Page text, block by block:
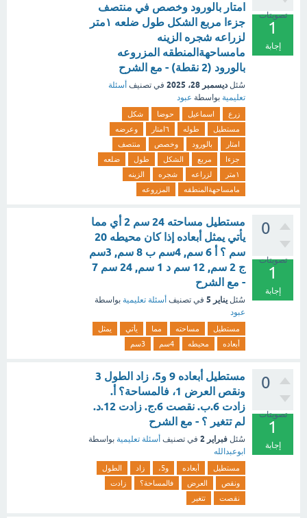
تصويتات
1
إجابة
امتار بالورود وخصص في منتصف
جزءا مربع الشكل طول ضلعه ١متر
لزراعه شجره الزينه
مامساحهةالمنطقه المزروعه
بالورود (2 نقطة) - مع الشرح
سُئل ديسمبر 28، 2025 في تصنيف أسئلة
تعليمية بواسطة عبود
زرع اسماعيل حوضا
شكل
مستطيل
طوله ٦امتار
وعرضه
امتار
بالورود وخصص
منتصف
جزءا
مربع الشكل طول
ضلعه
١متر
لزراعه شجره
الزينه
مامساحهةالمنطقه
المزروعه
0
تصويتات
1
إجابة
مستطيل مساحته 24 سم 2 أي مما
يأتي يمثل أبعاده إذا كان محيطه 20
سم ؟ أ 6 سم, 4سم ب 8 سم, 3سم
ج 2 سم, 12 سم د 1 سم, 24 سم 7
- مع الشرح
سُئل يناير 5 في تصنيف أسئلة تعليمية بواسطة
عبود
مستطيل مساحته مما يأتي
يمثل
أبعاده
محيطه 4سم 3سم
0
تصويتات
1
إجابة
مستطيل أبعاده 9 و5، زاد الطول 3
ونقص العرض 1، فالمساحة؟ أ.
زادت 6.ب. نقصت 6.ج. زادت 12.د.
لم تتغير ؟ - مع الشرح
سُئل فبراير 2 في تصنيف أسئلة تعليمية بواسطة
ابوعبدالله
مستطيل أبعاده و5، زاد
الطول
ونقص
العرض فالمساحة؟
زادت
نقصت
تتغير